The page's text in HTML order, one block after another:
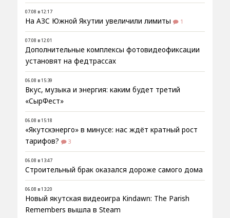
07.08 в 12:17
На АЗС Южной Якутии увеличили лимиты 1
07.08 в 12:01
Дополнительные комплексы фотовидеофиксации
установят на федтрассах
06.08 в 15:39
Вкус, музыка и энергия: каким будет третий
«СырФест»
06.08 в 15:18
«Якутскэнерго» в минусе: нас ждёт кратный рост
тарифов?
3
06.08 в 13:47
Строительный брак оказался дороже самого дома
06.08 в 13:20
Новый якутская видеоигра Kindawn: The Parish
Remembers вышла в Steam